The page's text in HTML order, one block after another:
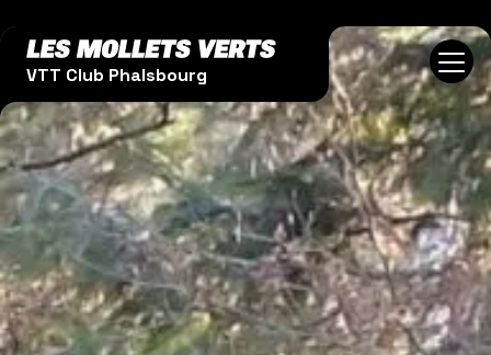
VTT Club Phalsbourg